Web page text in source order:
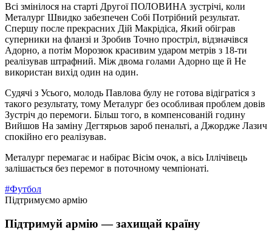
Всі змінілося на старті Другої ПОЛОВИНА зустрічі, коли
Металург Швидко забезпечен Собі Потрібний результат.
Спершу после прекрасних Дій Макрідіса, Який обіграв
суперники на фланзі и Зробив Точно простріл, відзначівся
Адорно, а потім Морозюк красивим ударом метрів з 18-ти
реалізував штрафний. Між двома голами Адорно ще й Не
використан вихід один на один.
Судячі з Усього, молодь Павлова булу не готова відігратіся з
такого результату, тому Металург без особливая проблем довів
Зустріч до перемоги. Більш того, в компенсованій годину
Вийшов На заміну Дегтярьов зароб пенальті, а Джордже Лазич
спокійно его реалізував.
Металург перемагає и набірає Вісім очок, а вісь Іллічівець
залішається без перемог в поточному чемпіонаті.
#Футбол
Підтримуємо армію
Підтримуй армію — захищай країну